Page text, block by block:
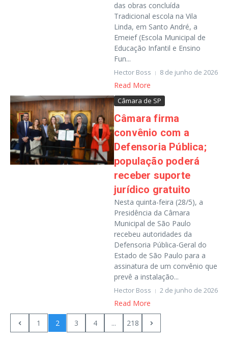
das obras concluída
Tradicional escola na Vila
Linda, em Santo André, a
Emeief (Escola Municipal de
Educação Infantil e Ensino
Fun...
Hector Boss 8 de junho de 2026
Read More
Câmara de SP
Câmara firma
convênio com a
Defensoria Pública;
população poderá
receber suporte
jurídico gratuito
Nesta quinta-feira (28/5), a
Presidência da Câmara
Municipal de São Paulo
recebeu autoridades da
Defensoria Pública-Geral do
Estado de São Paulo para a
assinatura de um convênio que
prevê a instalação...
Hector Boss 2 de junho de 2026
Read More
1 2 3 4 ... 218